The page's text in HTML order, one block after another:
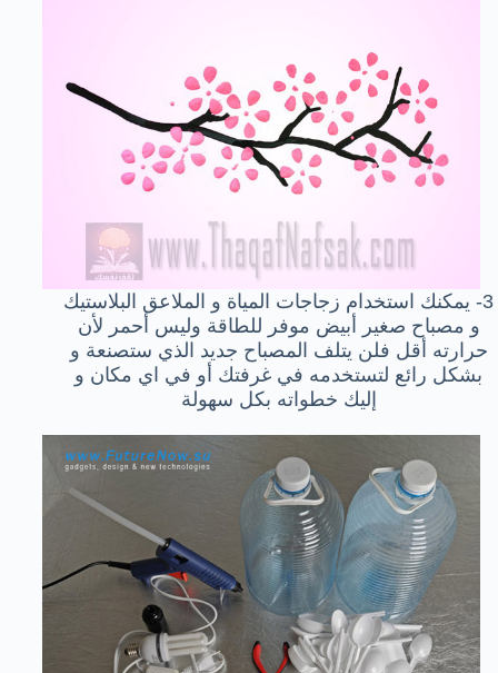
3- يمكنك استخدام زجاجات المياة و الملاعق البلاستيك
و مصباح صغير أبيض موفر للطاقة وليس أحمر لأن
حرارته أقل فلن يتلف المصباح جديد الذي ستصنعة و
بشكل رائع لتستخدمه في غرفتك أو في اي مكان و
إليك خطواته بكل سهولة